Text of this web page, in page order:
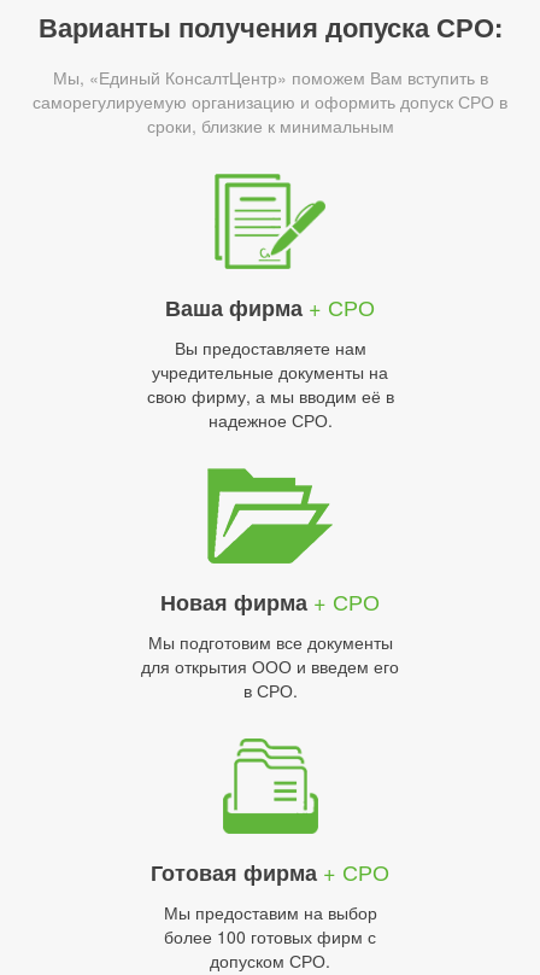
Варианты получения допуска СРО:
Мы, «Единый КонсалтЦентр» поможем Вам вступить в
саморегулируемую организацию и оформить допуск СРО в
сроки, близкие к минимальным
Ваша фирма + СРО
Вы предоставляете нам
учредительные документы на
свою фирму, а мы вводим её в
надежное СРО.
Новая фирма + СРО
Мы подготовим все документы
для открытия ООО и введем его
в СРО.
Готовая фирма + СРО
Мы предоставим на выбор
более 100 готовых фирм с
допуском СРО.